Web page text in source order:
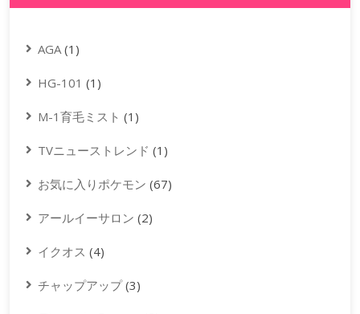
AGA(1)
HG-101 (1)
M-1育毛ミスト (1)
TVニューストレンド (1)
お気に入りポケモン (67)
アールイーサロン (2)
イクオス (4)
チャップアップ(3)